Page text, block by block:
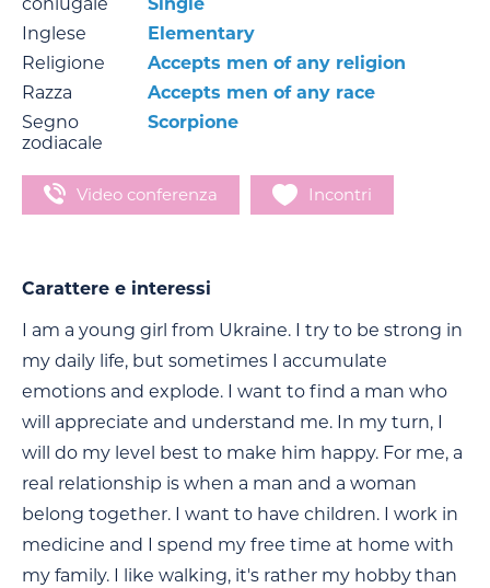
Inglese
Elementary
Religione
Accepts men of any religion
Razza
Accepts men of any race
Segno
zodiacale
Scorpione
Video conferenza Incontri
Carattere e interessi
I am a young girl from Ukraine. I try to be strong in
my daily life, but sometimes I accumulate
emotions and explode. I want to find a man who
will appreciate and understand me. In my turn, I
will do my level best to make him happy. For me, a
real relationship is when a man and a woman
belong together. I want to have children. I work in
medicine and I spend my free time at home with
my family. I like walking, it's rather my hobby than